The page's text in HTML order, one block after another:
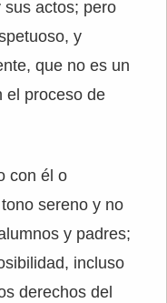
sus actos; pero
y
que no es un
el proceso de
con él o
sereno y no
y padres;
incluso
derechos del